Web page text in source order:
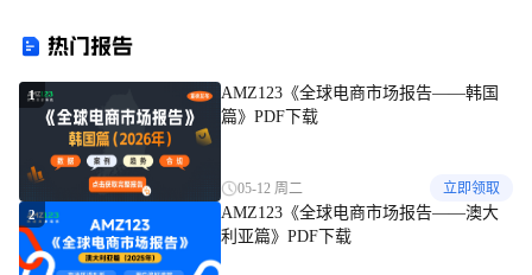
热门报告
1
AMZ123《全球电商市场报告——韩国
篇》PDF下载
05-12 周二 立即领取
2
AMZ123《全球电商市场报告——澳大
利亚篇》PDF下载